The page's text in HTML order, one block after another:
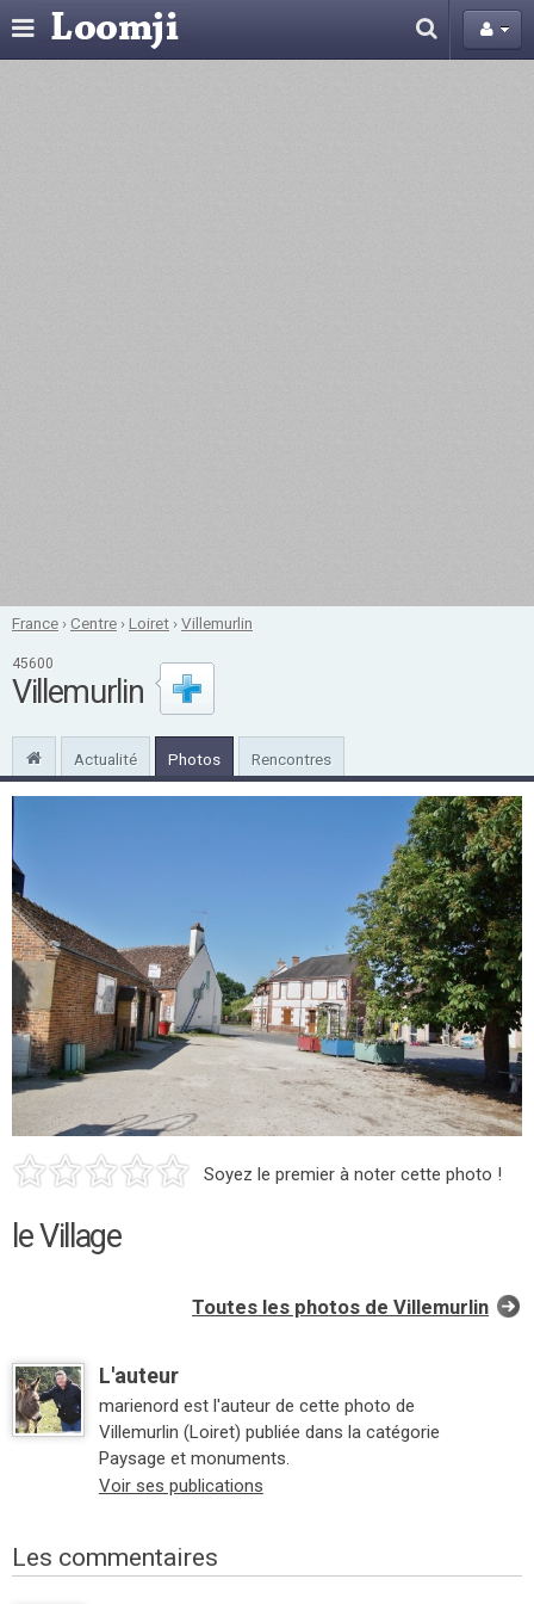
France ›Centre ›Loiret ›Villemurlin
45600
Villemurlin
Actualité Photos Rencontres
Soyez le premier à noter cette photo !
le Village
Toutes les photos de Villemurlin
L'auteur
marienord est l'auteur de cette photo de
Villemurlin (Loiret) publiée dans la catégorie
Paysage et monuments.
Voir ses publications
Les commentaires